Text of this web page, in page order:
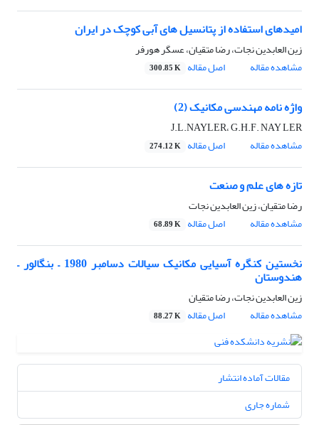
امیدهای استفاده از پتانسیل های آبی کوچک در ایران
زین العابدین نجات، رضا متقیان، عسگر هورفر
مشاهده مقاله
اصل مقاله 300.85 K
واژه نامه مهندسی مکانیک (2)
J.L.NAYLER، G.H.F. NAY LER
مشاهده مقاله
اصل مقاله 274.12 K
تازه های علم و صنعت
رضا متقیان، زین العابدین نجات
مشاهده مقاله
اصل مقاله 68.89 K
نخستین کنگره آسیایی مکانیک سیالات دسامبر 1980 – بنگالور –
هندوستان
زین العابدین نجات، رضا متقیان
مشاهده مقاله
اصل مقاله 88.27 K
مقالات آماده انتشار
شماره جاری